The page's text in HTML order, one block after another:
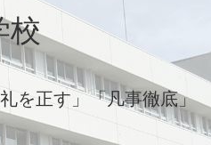
校
を正す」「凡事徹底」